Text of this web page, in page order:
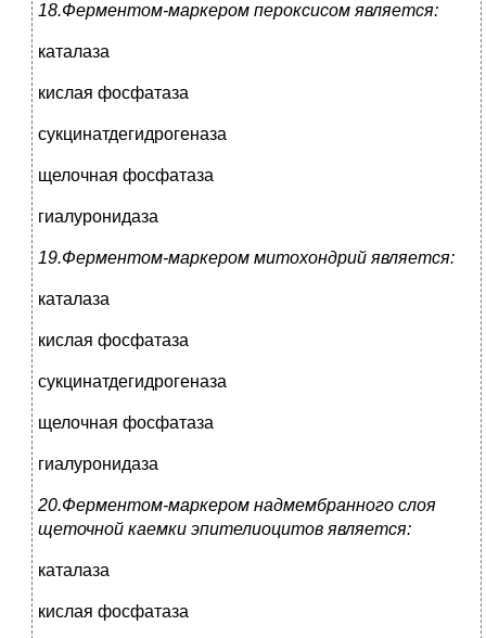
18.Ферментом-маркером пероксисом является:
каталаза
кислая фосфатаза
сукцинатдегидрогеназа
щелочная фосфатаза
гиалуронидаза
19.Ферментом-маркером митохондрий является:
каталаза
кислая фосфатаза
сукцинатдегидрогеназа
щелочная фосфатаза
гиалуронидаза
20.Ферментом-маркером надмембранного слоя
щеточной каемки эпителиоцитов является:
каталаза
кислая фосфатаза